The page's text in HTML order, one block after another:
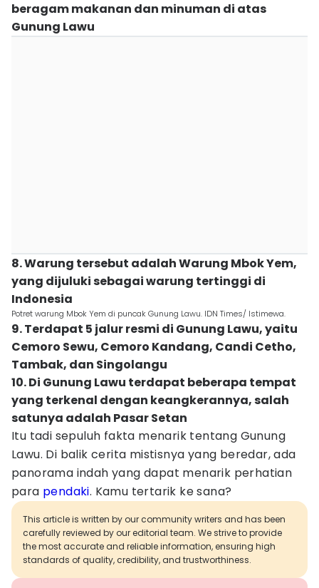
beragam makanan dan minuman di atas
Gunung Lawu
8. Warung tersebut adalah Warung Mbok Yem,
yang dijuluki sebagai warung tertinggi di
Indonesia
Potret warung Mbok Yem di puncak Gunung Lawu. IDN Times/ Istimewa.
9. Terdapat 5 jalur resmi di Gunung Lawu, yaitu
Cemoro Sewu, Cemoro Kandang, Candi Cetho,
Tambak, dan Singolangu
10. Di Gunung Lawu terdapat beberapa tempat
yang terkenal dengan keangkerannya, salah
satunya adalah Pasar Setan
Itu tadi sepuluh fakta menarik tentang Gunung
Lawu. Di balik cerita mistisnya yang beredar, ada
panorama indah yang dapat menarik perhatian
para pendaki. Kamu tertarik ke sana?
This article is written by our community writers and has been
carefully reviewed by our editorial team. We strive to provide
the most accurate and reliable information, ensuring high
standards of quality, credibility, and trustworthiness.